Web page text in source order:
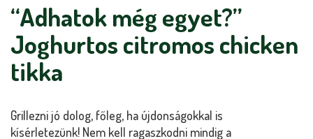
“Adhatok még egyet?”
Joghurtos citromos chicken
tikka
Grillezni jó dolog, főleg, ha újdonságokkal is
kísérletezünk! Nem kell ragaszkodni mindig a